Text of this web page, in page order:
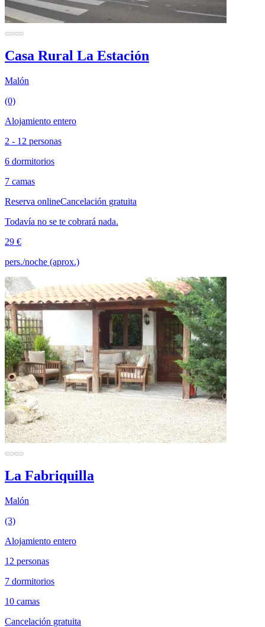
Casa Rural La Estación
Malón
(0)
Alojamiento entero
2 - 12 personas
6 dormitorios
7 camas
Reserva onlineCancelación gratuita
Todavía no se te cobrará nada.
29 €
pers./noche (aprox.)
La Fabriquilla
Malón
(3)
Alojamiento entero
12 personas
7 dormitorios
10 camas
Cancelación gratuita